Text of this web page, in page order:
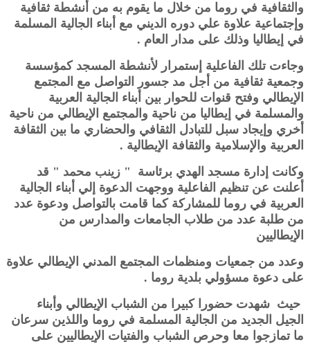
والثقافية في روما من خلال ما يقوم به من أنشطة ثقافية
وإجتماعية علاوة علي دوره الديني مع أبناء الجالية المسلمة
في إيطاليا وذلك على مدار العام .
وجاءت تلك الفاعلية إستمرار لأنشطة المسجد كمؤسسة
وجمعية ثقافية من أجل مد جسور التواصل مع المجتمع
الإيطالي وفتح قنوات للحوار بين أبناء الجالية العربية
والمسلمة في إيطاليا من ناحية والمجتمع الإيطالي من ناحية
أخري وإيجاد سبل للتبادل الثقافي والحضاري ما بين الثقافة
العربية والإسلامية والثقافة الإيطالية .
وكانت إدارة مسجد الهدي برئاسة " زينب محمد " قد
أعلنت عن تنظيم الفاعلية ووجهت الدعوة إلي أبناء الجالية
العربية في روما للمشاركة كما قامت بالتواصل ودعوة عدد
من طلبة عدد من طلاب الجامعات والمدارس من
الإيطاليين
وعدد من جمعيات ومنظمات المجتمع المدني الإيطالي علاوة
على دعوة مسؤولي بلدية روما .
حيث شهدت حضورا كبيرا من الشباب الإيطالي وأبناء
الجيل الجديد من الجالية المسلمة في روما واللذين سرعان
ما تمازجوا معا وحرص الشباب والفتيات الإيطاليين على